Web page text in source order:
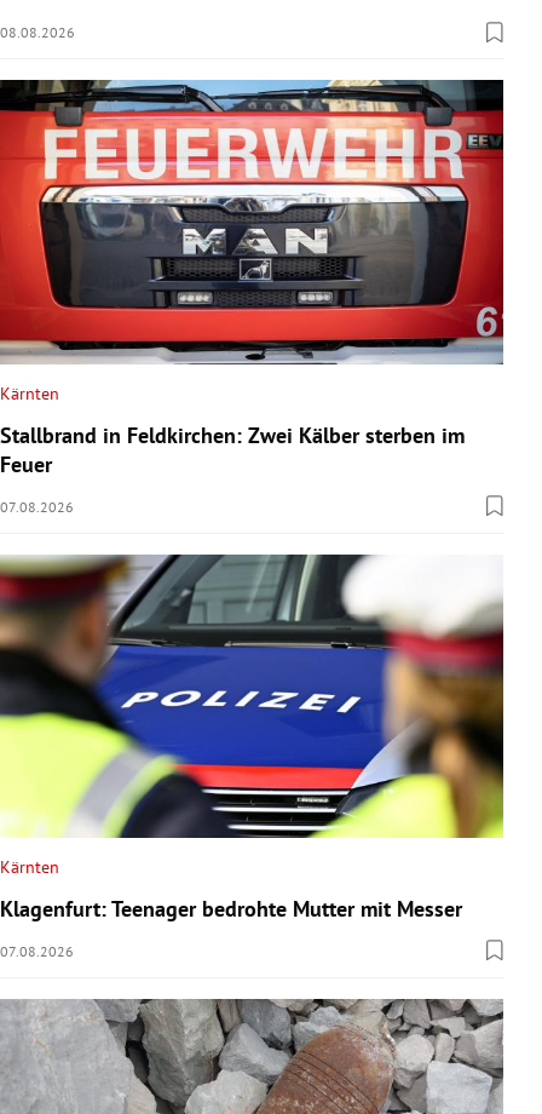
08.08.2026
Kärnten
Stallbrand in Feldkirchen: Zwei Kälber sterben im
Feuer
07.08.2026
Kärnten
Klagenfurt: Teenager bedrohte Mutter mit Messer
07.08.2026